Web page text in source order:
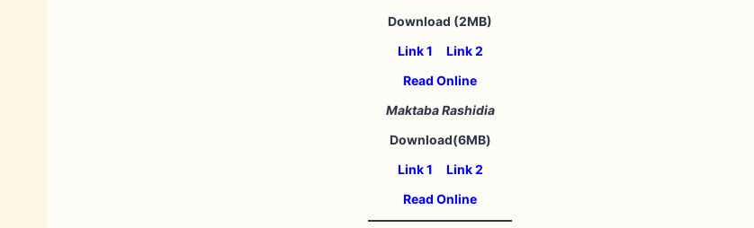
Download (2MB)
Link 1
Link 2
Read Online
Maktaba Rashidia
Download(6MB)
Link 1
Link 2
Read Online